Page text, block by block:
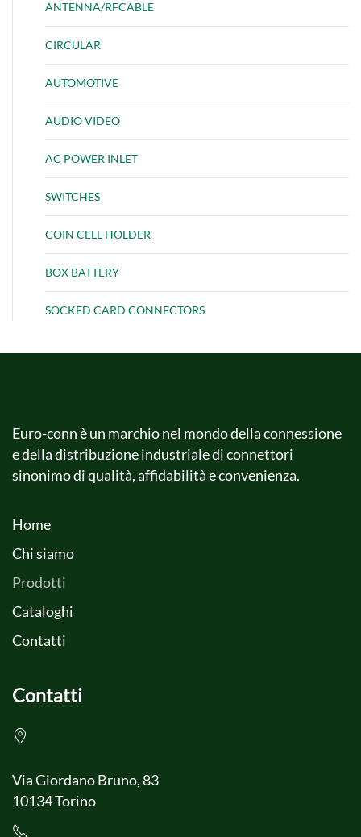
ANTENNA/RFCABLE
CIRCULAR
AUTOMOTIVE
AUDIO VIDEO
AC POWER INLET
SWITCHES
COIN CELL HOLDER
BOX BATTERY
SOCKED CARD CONNECTORS
Euro-conn è un marchio nel mondo della connessione
e della distribuzione industriale di connettori
sinonimo di qualità, affidabilità e convenienza.
Home
Chi siamo
Prodotti
Cataloghi
Contatti
Contatti
Via Giordano Bruno, 83
10134 Torino